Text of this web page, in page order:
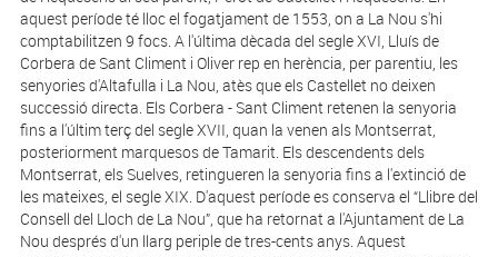
aquest període té lloc el fogatjament de 1553, on a La Nou s'hi
comptabilitzen 9 focs. A l'última dècada del segle XVI, Lluís de
Corbera de Sant Climent i Oliver rep en herència, per parentiu, les
senyories d'Altafulla i La Nou, atès que els Castellet no deixen
successió directa. Els Corbera - Sant Climent retenen la senyoria
fins a l'últim terç del segle XVII, quan la venen als Montserrat,
posteriorment marquesos de Tamarit. Els descendents dels
Montserrat, els Suelves, retingueren la senyoria fins a l'extinció de
les mateixes, el segle XIX. D'aquest període es conserva el “Llibre del
Consell del Lloch de La Nou”, que ha retornat a l'Ajuntament de La
Nou després d'un llarg periple de tres-cents anys. Aquest